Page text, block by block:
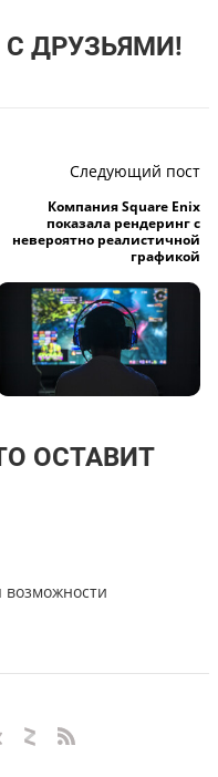
ДРУЗЬЯМИ!
Следующий пост
Компания Square Enix
показала рендеринг с
невероятно реалистичной
графикой
ОСТАВИТ
возможности